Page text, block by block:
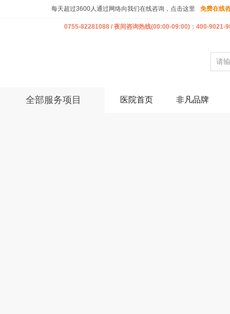
每天超过3600人通过网络向我们在线咨询，点击这里 免费在线
0755-82281088 / 夜间咨询热线(00:00-09:00)：400-9021-
全部服务项目 医院首页 非凡品牌